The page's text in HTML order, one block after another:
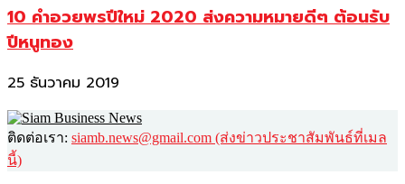
10 คำอวยพรปีใหม่ 2020 ส่งความหมายดีๆ ต้อนรับ
ปีหนูทอง
25 ธันวาคม 2019
ติดต่อเรา: siamb.news@gmail.com (ส่งข่าวประชาสัมพันธ์ที่เมล
นี้)